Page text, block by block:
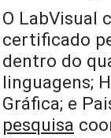
O LabVisual
certificado
dentro do
linguagens;
Gráfica; e
pesquisa